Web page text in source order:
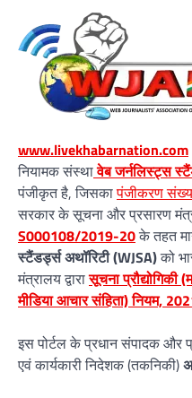
www.livekhabarnation.com
नियामक संस्थावेब जर्नलिस्ट्स
पंजीकृत है, जिसकापंजीकरण
सरकार के सूचना और प्रसारण
S000108/2019-20के तहत
स्टैंडर्ड्स अथॉरिटी (WJSA)को
मंत्रालय द्वारासूचना प्रौद्योगिकी
मीडिया आचार संहिता) नियम,
इस पोर्टल के प्रधान संपादक
एवं कार्यकारी निदेशक (तकनिकी)